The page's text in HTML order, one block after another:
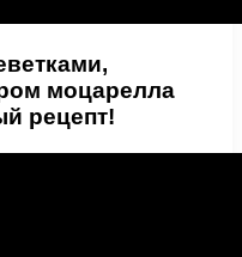
моцарелла
рецепт!